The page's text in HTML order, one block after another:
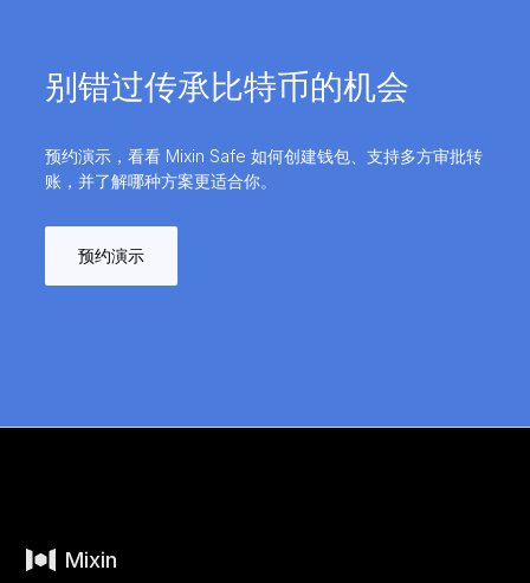
别错过传承比特币的机会
预约演示，看看 Mixin Safe 如何创建钱包、支持多方审批转
账，并了解哪种方案更适合你。
预约演示
Mixin